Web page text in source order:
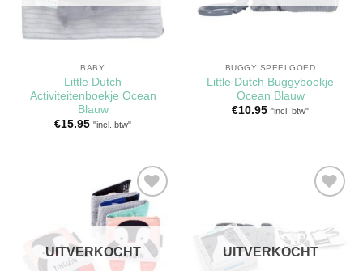
BABY
Little Dutch
Activiteitenboekje Ocean
Blauw
€15.95 "incl. btw"
BUGGY SPEELGOED
Little Dutch Buggyboekje
Ocean Blauw
€10.95 "incl. btw"
Toevoegen
aan
verlanglijst
UITVERKOCHT
aan
verlanglijst
UITVERKOCHT